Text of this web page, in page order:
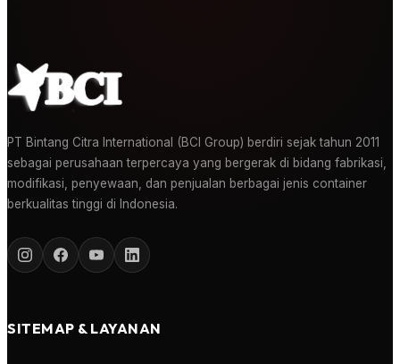
PT Bintang Citra International (BCI Group) berdiri sejak tahun 2011
sebagai perusahaan terpercaya yang bergerak di bidang fabrikasi,
modifikasi, penyewaan, dan penjualan berbagai jenis container
berkualitas tinggi di Indonesia.
SITEMAP & LAYANAN